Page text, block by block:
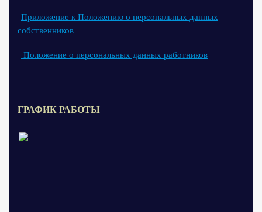
Приложение к Положению о персональных данных
собственников
Положение о персональных данных работников
ГРАФИК РАБОТЫ